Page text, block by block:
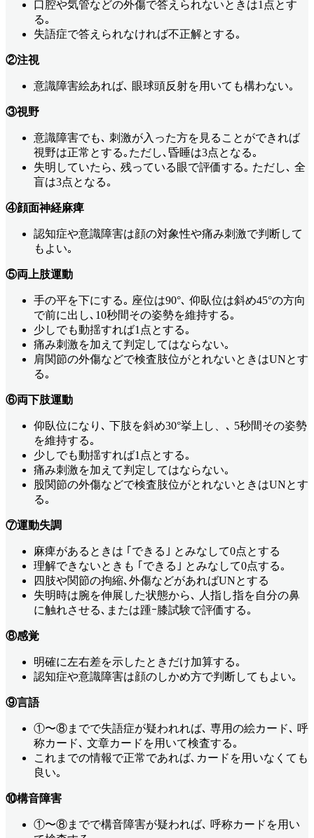
口腔や気管などの外傷で答えられないときは1点とす
る｡
失語症で答えられなければ不正解とする｡
②注視
意識障害絵あれば､ 眼球頭反射を用いても構わない｡
③視野
意識障害でも､ 刺激が入った方を見ることができれば
視野は正常とする｡ただし､昏睡は3点となる｡
失明していたら､ 残っている眼で評価する｡ ただし､ 全
盲は3点となる｡
④顔面神経麻痺
認知症や意識障害は顔の対象性や痛み刺激で判断して
もよい｡
⑤両上肢運動
手の平を下にする｡ 座位は90°､ 仰臥位は斜め45°の方向
で前に出し､10秒間その姿勢を維持する｡
少しでも動揺すれば1点とする｡
痛み刺激を加えて判定してはならない｡
肩関節の外傷などで検査肢位がとれないときはUNとす
る｡
⑥両下肢運動
仰臥位になり､ 下肢を斜め30°挙上し、､ 5秒間その姿勢
を維持する｡
少しでも動揺すれば1点とする｡
痛み刺激を加えて判定してはならない｡
股関節の外傷などで検査肢位がとれないときはUNとす
る｡
⑦運動失調
麻痺があるときは ｢できる｣ とみなして0点とする
理解できないときも ｢できる｣ とみなして0点する｡
四肢や関節の拘縮､外傷などがあればUNとする
失明時は腕を伸展した状態から､ 人指し指を自分の鼻
に触れさせる､または踵ｰ膝試験で評価する｡
⑧感覚
明確に左右差を示したときだけ加算する｡
認知症や意識障害は顔のしかめ方で判断してもよい｡
⑨言語
①〜⑧までで失語症が疑われれば､ 専用の絵カード､ 呼
称カード､ 文章カードを用いて検査する｡
これまでの情報で正常であれば､カードを用いなくても
良い｡
⑩構音障害
①〜⑧までで構音障害が疑われば､ 呼称カードを用い